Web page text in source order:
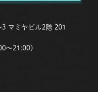
マミヤビル2階 201
〜21:00）